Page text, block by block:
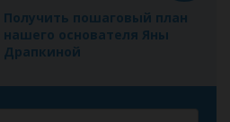
Получить пошаговый план
нашего основателя Яны
Драпкиной